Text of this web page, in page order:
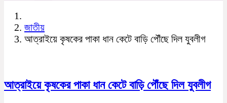
জাতীয়
আত্রাইয়ে কৃষকের পাকা ধান কেটে বাড়ি পৌঁছে দিল যুবলীগ
আত্রাইয়ে কৃষকের পাকা ধান কেটে বাড়ি পৌঁছে দিল যুবলীগ